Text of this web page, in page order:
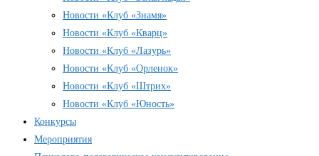
Новости «Клуб «Знамя»
Новости «Клуб «Кварц»
Новости «Клуб «Лазурь»
Новости «Клуб «Орленок»
Новости «Клуб «Штрих»
Новости «Клуб «Юность»
Конкурсы
Мероприятия